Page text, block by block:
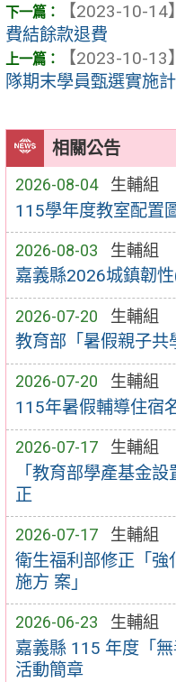
相關公告
2026-08-04 生輔組
115學年度教室配置
2026-08-03 生輔組
嘉義縣2026城鎮韌
2026-07-20 生輔組
教育部「暑假親子共
2026-07-20 生輔組
115年暑假輔導住宿
2026-07-17 生輔組
「教育部學產基金
正
2026-07-17 生輔組
衛生福利部修正「強
施方 案」
2026-06-23 生輔組
嘉義縣 115 年度「無
活動簡章
【2023-10-14】
費結餘款退費
【2023-10-13】
隊期末學員甄選實施